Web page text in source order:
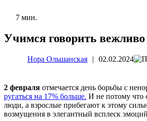
7 мин.
Учимся говорить
Нора Ольшанская | 02.02.2024
2 февраля отмечается день борьбы с
ругаться на 17% больше. И не потому что
люди, а взрослые прибегают к этому
возмущения в элегантный всплеск